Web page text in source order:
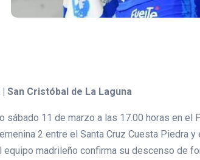
| San Cristóbal de La Laguna
sábado 11 de marzo a las 17.00 horas en el
2 entre el Santa Cruz Cuesta Piedra
equipo madrileño confirma su descenso de